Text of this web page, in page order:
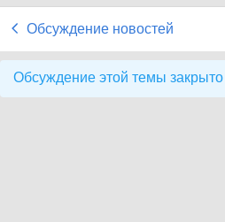
Обсуждение новостей
Обсуждение этой темы